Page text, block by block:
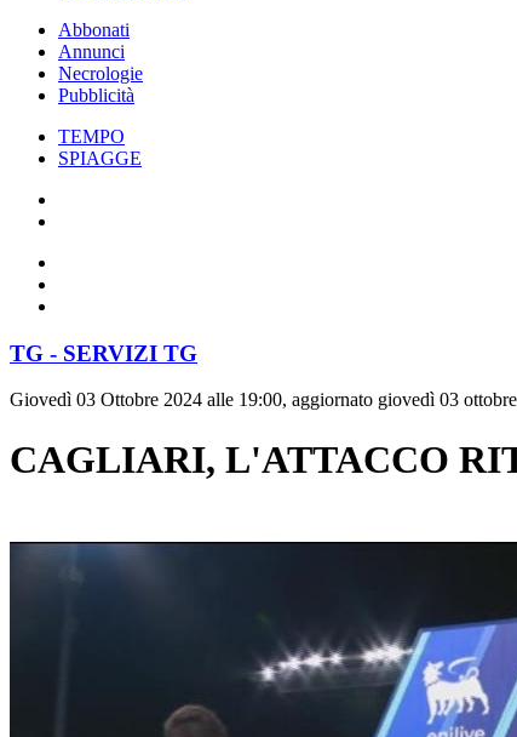
Abbonati
Annunci
Necrologie
Pubblicità
TEMPO
SPIAGGE
TG - SERVIZI TG
Giovedì 03 Ottobre 2024 alle 19:00, aggiornato giovedì 03
CAGLIARI, L'ATTACCO